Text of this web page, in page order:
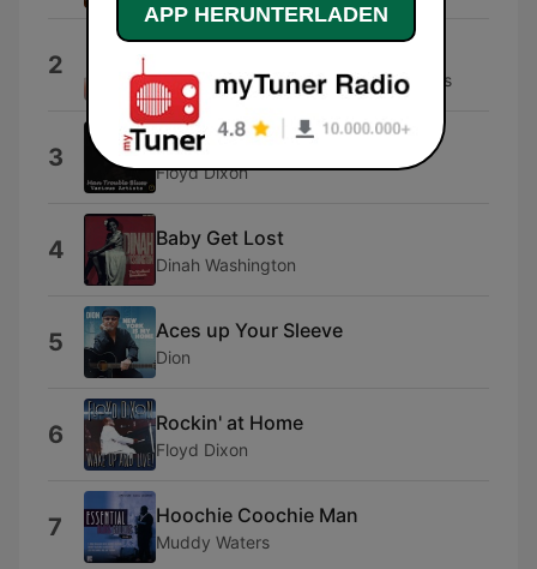
2 Jay McShann's Kansas City Stompers
3 Telephone Blues
Floyd Dixon
4 Baby Get Lost
Dinah Washington
5 Aces up Your Sleeve
Dion
6 Rockin' at Home
Floyd Dixon
7 Hoochie Coochie Man
Muddy Waters
APP HERUNTERLADEN